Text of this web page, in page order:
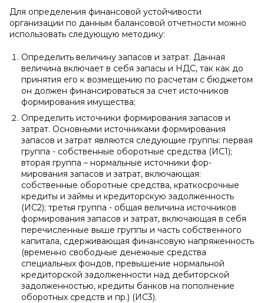
Для оп­ределения финансовой устойчивости
организации по данным ба­лансовой отчетности можно
использовать следующую методику:
Определить величину запасов и затрат. Данная
величина включает в себя запасы и НДС, так как до
принятия его к возмещению по расчетам с бюджетом
он должен финансиро­ваться за счет источников
формирования имущества;
Определить источники формирования запасов и
затрат. Основными источниками формирования
запасов и затрат яв­ляются следующие группы: первая
группа - собственные оборот­ные средства (ИС1);
вторая группа – нормальные источники фор­
мирования запасов и затрат, включающая:
собственные оборот­ные средства, краткосрочные
кредиты и займы и кредиторскую задолженность
(ИС2); третья группа - общая величина источников
формирования запасов и затрат, включающая в себя
перечис­ленные выше группы и часть собственного
капитала, сдержива­ющая финансовую напряженность
(временно свободные денеж­ные средства
специальных фондов, превышение нормальной
кредиторской задолженности над дебиторской
задолженностью, кредиты банков на пополнение
оборотных средств и пр.) (ИС3).